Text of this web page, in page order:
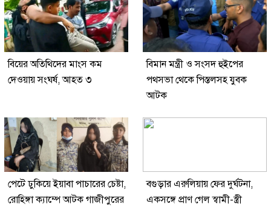
বিয়ের অতিথিদের মাংস কম
দেওয়ায় সংঘর্ষ, আহত ৩
বিমান মন্ত্রী ও সংসদ হুইপের
পথসভা থেকে পিস্তলসহ যুবক
আটক
পেটে ঢুকিয়ে ইয়াবা পাচারের চেষ্টা,
রোহিঙ্গা ক্যাম্পে আটক গাজীপুরের
বগুড়ার এরুলিয়ায় ফের দুর্ঘটনা,
একসঙ্গে প্রাণ গেল স্বামী-স্ত্রী